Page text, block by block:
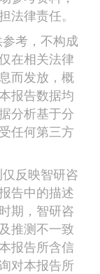
法律责任。
考，不构成
在相关法律
而发放，概
报告数据均
分析基于分
任何第三方
反映智研咨
告中的描述
期，智研咨
推测不一致
报告所含信
对本报告所